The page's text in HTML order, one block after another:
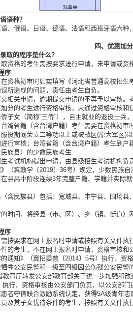
语种？
、俄语、日语、德语、法语和西班牙语六
四、优惠加
取的程序是什么？
资格的考生需按要求进行申请，未申请或
序
资格初审时如实填写《河北省普通高校招
所造成的问题，责任由考生自负。
相关申请，逾期提交申请的不再予以审核
分的考生进行资格审核。未通过资格审核和
子女（简称“三侨”），自主就业的退役士兵
湾省籍（含台湾户籍）考生需要在资格初
役期间荣立二等功以上或被战区(原大军区)
行审核；台湾省籍（含台湾户籍）考生到户
族县）的少数民族考生
考试机构提出申请，由县级招生考试机构
（冀教学〔2019〕36号）规定，少数民族
县高中阶段连续3年完整户籍、学籍并实际
含民族县）包括：宽城县、丰宁县、围场
时间，将经县（市、区）、乡（镇、街道
序
按要求在网上报名时申请或按照有关文件执
的考生，不在网上报名时申请，资格审核
通知》（冀招委普〔2014〕5号）执行，资
牲公安民警和一级至四级因公伤残公安民
育厅转发公安部教育部关于进一步加强和
执行，资格审核由公安部门负责，以公安部
者守信联合激励系统认定，获得5A级青年
及其子女优待条件的考生，按照有关文件